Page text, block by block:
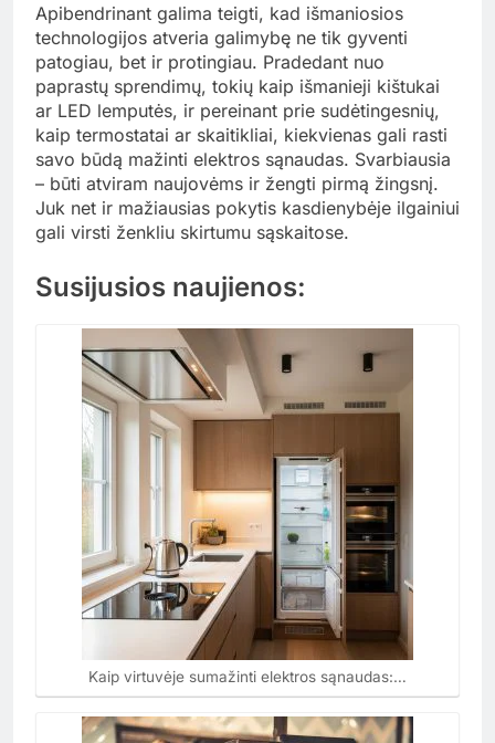
Apibendrinant galima teigti, kad išmaniosios
technologijos atveria galimybę ne tik gyventi
patogiau, bet ir protingiau. Pradedant nuo
paprastų sprendimų, tokių kaip išmanieji kištukai
ar LED lemputės, ir pereinant prie sudėtingesnių,
kaip termostatai ar skaitikliai, kiekvienas gali rasti
savo būdą mažinti elektros sąnaudas. Svarbiausia
– būti atviram naujovėms ir žengti pirmą žingsnį.
Juk net ir mažiausias pokytis kasdienybėje ilgainiui
gali virsti ženkliu skirtumu sąskaitose.
Susijusios naujienos:
Kaip virtuvėje sumažinti elektros sąnaudas:…